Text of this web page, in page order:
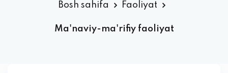
Bosh sahifa Faoliyat
Ma'naviy-ma'rifiy faoliyat